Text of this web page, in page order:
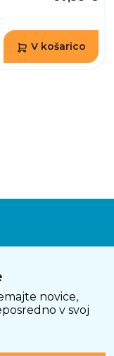
V košarico
novice,
v svoj